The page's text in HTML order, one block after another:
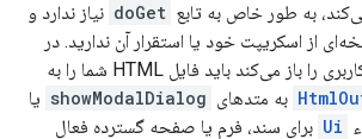
به طور خاص به تابع doGet نیاز ندارد و
از اسکریپت خود یا استقرار آن ندارید. در
عوض، تابعی که رابط کاربری را باز می‌کند باید فایل HTML شما را به
به متدهای showModalDialog یا
Ui برای سند، فرم یا صفحه گسترده فعال